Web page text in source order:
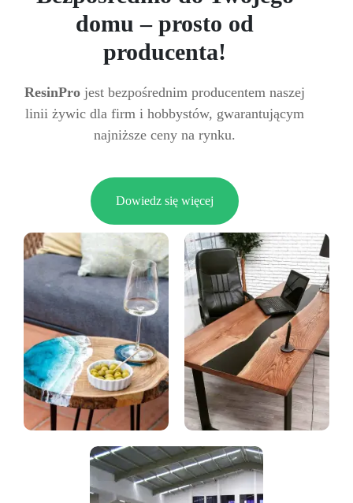
domu – prosto od
producenta!
ResinPro jest bezpośrednim producentem naszej
linii żywic dla firm i hobbystów, gwarantującym
najniższe ceny na rynku.
Dowiedz się więcej